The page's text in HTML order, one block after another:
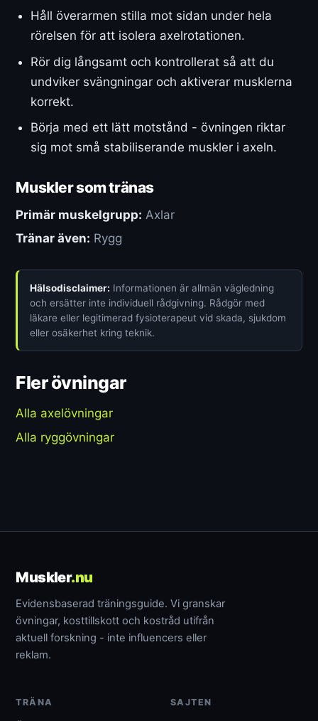
Håll överarmen stilla mot sidan under hela
rörelsen för att isolera axelrotationen.
Rör dig långsamt och kontrollerat så att du
undviker svängningar och aktiverar musklerna
korrekt.
Börja med ett lätt motstånd - övningen riktar
sig mot små stabiliserande muskler i axeln.
Muskler som tränas
Primär muskelgrupp: Axlar
Tränar även: Rygg
Hälsodisclaimer: Informationen är allmän vägledning
och ersätter inte individuell rådgivning. Rådgör med
läkare eller legitimerad fysioterapeut vid skada, sjukdom
eller osäkerhet kring teknik.
Fler övningar
Alla axelövningar
Alla ryggövningar
Muskler.nu
Evidensbaserad träningsguide. Vi granskar
övningar, kosttillskott och kostråd utifrån
aktuell forskning - inte influencers eller
reklam.
TRÄNA SAJTEN